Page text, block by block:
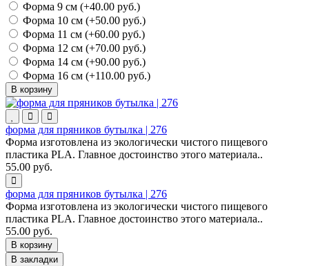
Форма 9 см (+40.00 руб.)
Форма 10 см (+50.00 руб.)
Форма 11 см (+60.00 руб.)
Форма 12 см (+70.00 руб.)
Форма 14 см (+90.00 руб.)
Форма 16 см (+110.00 руб.)
В корзину
форма для пряников бутылка | 276
Форма изготовлена из экологически чистого пищевого
пластика PLA. Главное достоинство этого материала..
55.00 руб.
форма для пряников бутылка | 276
Форма изготовлена из экологически чистого пищевого
пластика PLA. Главное достоинство этого материала..
55.00 руб.
В корзину
В закладки